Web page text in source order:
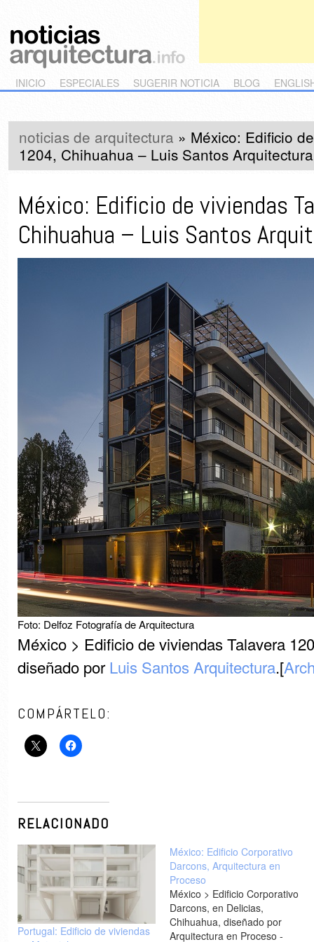
Main menu
Skip to primary content
Skip to secondary content
INICIO ESPECIALES SUGERIR NOTICIA BLOG
noticias de arquitectura » México: Edificio
1204, Chihuahua – Luis Santos Arquitectura
México: Edificio de viviendas
Chihuahua – Luis Santos
Foto: Delfoz Fotografía de Arquitectura
México > Edificio de viviendas Talavera
diseñado porLuis Santos Arquitectura.[
COMPÁRTELO:
RELACIONADO
Portugal: Edificio de viviendas
México: Edificio Corporativo
Darcons, Arquitectura en
Proceso
México > Edificio Corporativo
Darcons, en Delicias,
Chihuahua, diseñado por
Arquitectura en Proceso -